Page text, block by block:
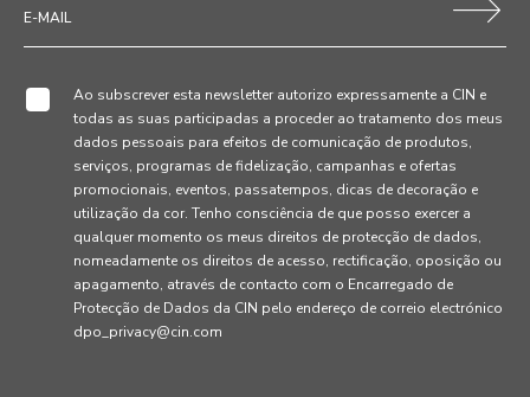
Ao subscrever esta newsletter autorizo expressamente a CIN e
todas as suas participadas a proceder ao tratamento dos meus
dados pessoais para efeitos de comunicação de produtos,
serviços, programas de fidelização, campanhas e ofertas
promocionais, eventos, passatempos, dicas de decoração e
utilização da cor. Tenho consciência de que posso exercer a
qualquer momento os meus direitos de protecção de dados,
nomeadamente os direitos de acesso, rectificação, oposição ou
apagamento, através de contacto com o Encarregado de
Protecção de Dados da CIN pelo endereço de correio electrónico
dpo_privacy@cin.com